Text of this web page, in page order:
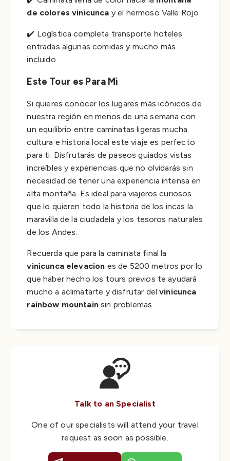
de colores vinicunca y el hermoso Valle Rojo
✔️ Logística completa transporte hoteles
entradas algunas comidas y mucho más
incluido
Este Tour es Para Mi
Si quieres conocer los lugares más icónicos de
nuestra región en menos de una semana con
un equilibrio entre caminatas ligeras mucha
cultura e historia local este viaje es perfecto
para ti. Disfrutarás de paseos guiados vistas
increíbles y experiencias que no olvidarás sin
necesidad de tener una experiencia intensa en
alta montaña. Es ideal para viajeros curiosos
que lo quieren todo la historia de los incas la
maravilla de la ciudadela y los tesoros naturales
de los Andes.
Recuerda que para la caminata final la
vinicunca elevacion es de 5200 metros por lo
que haber hecho los tours previos te ayudará
mucho a aclimatarte y disfrutar delvinicunca
rainbow mountainsin problemas.
Talk to an Specialist
One of our specialists will attend your travel
request as soon as possible.